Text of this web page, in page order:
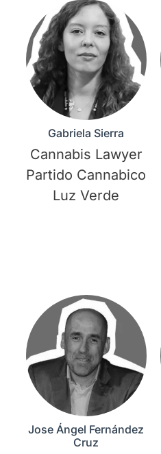
Gabriela Sierra
Cannabis Lawyer
Partido Cannabico
Luz Verde
Jose Ángel Fernández
Cruz